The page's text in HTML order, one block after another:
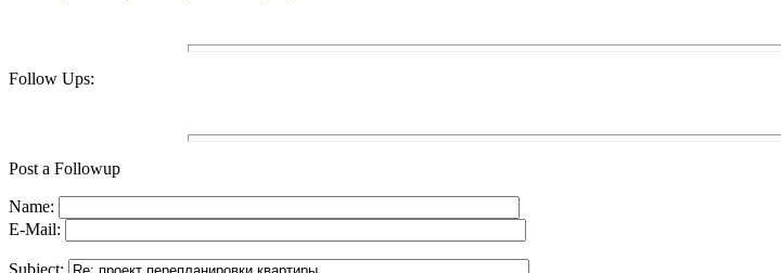
Follow Ups:
Post a Followup
Name:
E-Mail: